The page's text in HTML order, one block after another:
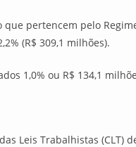
pertencem pelo
(R$ 309,1 milhões).
1,0% ou R$ 134,1
Leis Trabalhistas